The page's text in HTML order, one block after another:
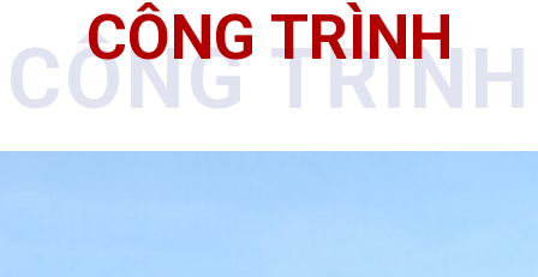
CÔNG TRÌNH
CÔNG TRÌNH